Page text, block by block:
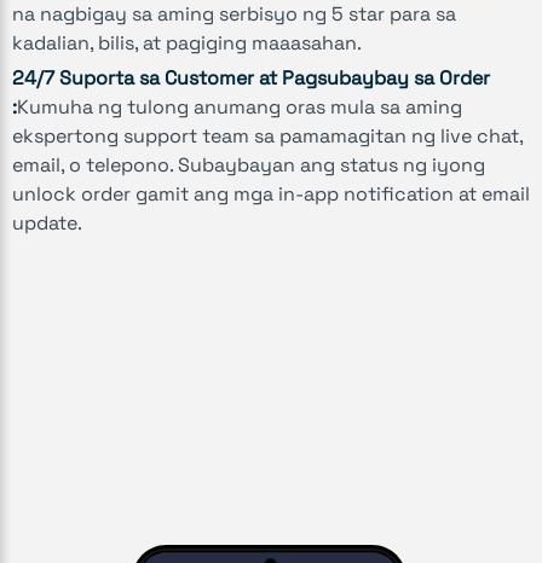
na nagbigay sa aming serbisyo ng 5 star para sa
kadalian, bilis, at pagiging maaasahan.
24/7 Suporta sa Customer at Pagsubaybay sa Order
:Kumuha ng tulong anumang oras mula sa aming
ekspertong support team sa pamamagitan ng live chat,
email, o telepono. Subaybayan ang status ng iyong
unlock order gamit ang mga in-app notification at email
update.